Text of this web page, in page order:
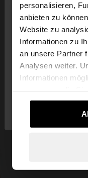
personalisieren,
anbieten zu
Website zu
Informationen zu
an unsere Partner
Analysen weiter.
Informationen
die sie im
gesammelt haben.
hallo
Sie greifen von
Möchten Sie
Luxembourg